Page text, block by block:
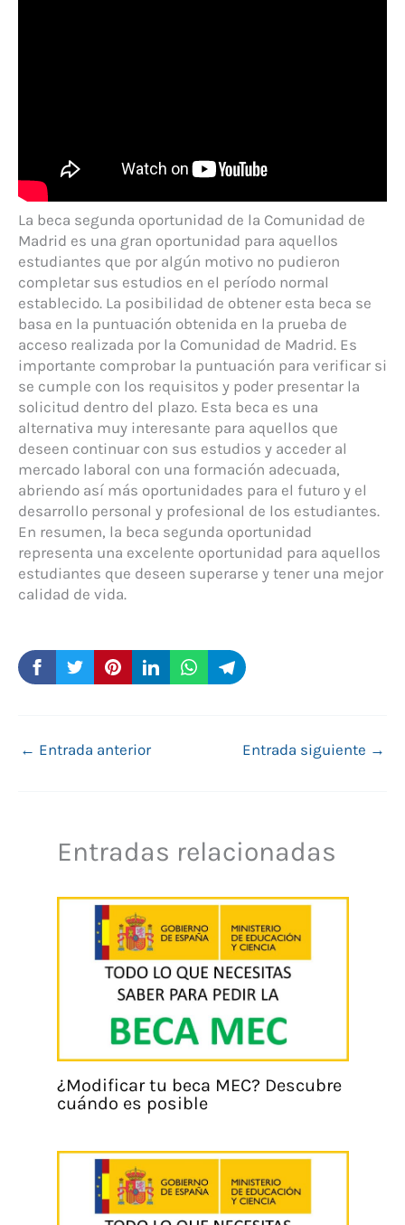
La beca segunda oportunidad de la Comunidad de
Madrid es una gran oportunidad para aquellos
estudiantes que por algún motivo no pudieron
completar sus estudios en el período normal
establecido. La posibilidad de obtener esta beca se
basa en la puntuación obtenida en la prueba de
acceso realizada por la Comunidad de Madrid. Es
importante comprobar la puntuación para verificar si
se cumple con los requisitos y poder presentar la
solicitud dentro del plazo. Esta beca es una
alternativa muy interesante para aquellos que
deseen continuar con sus estudios y acceder al
mercado laboral con una formación adecuada,
abriendo así más oportunidades para el futuro y el
desarrollo personal y profesional de los estudiantes.
En resumen, la beca segunda oportunidad
representa una excelente oportunidad para aquellos
estudiantes que deseen superarse y tener una mejor
calidad de vida.
← Entrada anterior Entrada siguiente →
Entradas relacionadas
¿Modificar tu beca MEC? Descubre
cuándo es posible